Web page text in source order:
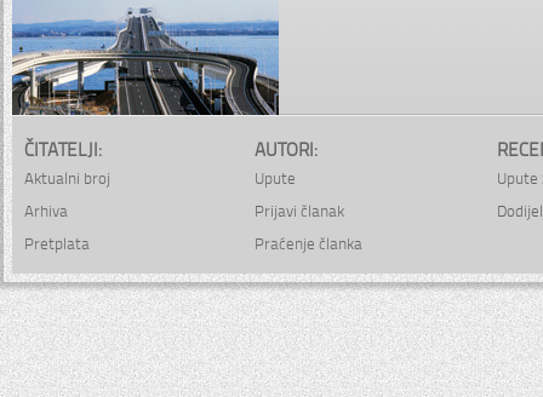
ČITATELJI:
Aktualni broj
Arhiva
Pretplata
AUTORI:
Upute
Prijavi članak
Praćenje članka
Upute